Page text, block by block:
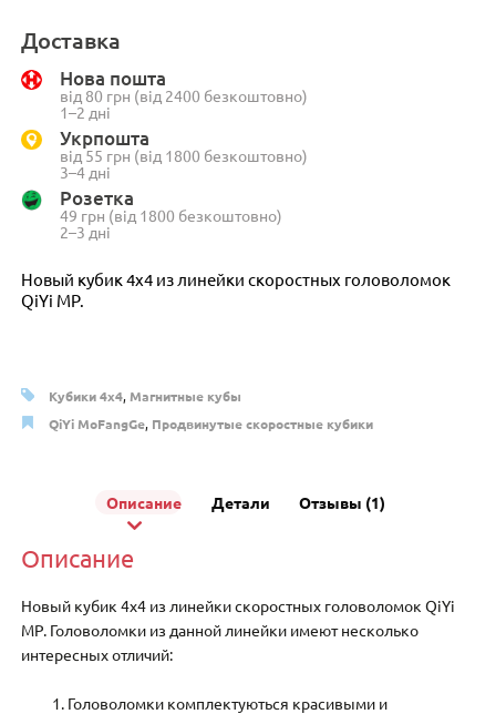
Новый кубик 4х4 из линейки скоростных головоломок
QiYi MP.
Доставка
Нова пошта
від 80 грн (від 2400 безкоштовно)
1–2 дні
Укрпошта
від 55 грн (від 1800 безкоштовно)
3–4 дні
Розетка
49 грн (від 1800 безкоштовно)
2–3 дні
Кубики 4x4, Магнитные кубы
QiYi MoFangGe, Продвинутые скоростные кубики
Описание Детали Отзывы (1)
Описание
Новый кубик 4х4 из линейки скоростных головоломок QiYi
MP. Головоломки из данной линейки имеют несколько
интересных отличий:
Головоломки комплектуються красивыми и